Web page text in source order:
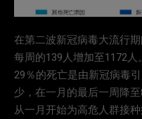
在第二波新冠病毒大流行
每周的139人增加至1172
29％的死亡是由新冠病毒
少，在一月的最后一周降
从一月开始为高危人群接